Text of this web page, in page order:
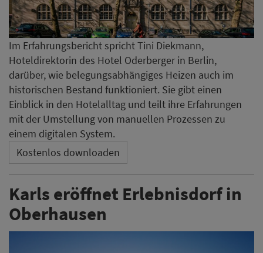
Im Erfahrungsbericht spricht Tini Diekmann,
Hoteldirektorin des Hotel Oderberger in Berlin,
darüber, wie belegungsabhängiges Heizen auch im
historischen Bestand funktioniert. Sie gibt einen
Einblick in den Hotelalltag und teilt ihre Erfahrungen
mit der Umstellung von manuellen Prozessen zu
einem digitalen System.
Kostenlos downloaden
Karls eröffnet Erlebnisdorf in
Oberhausen